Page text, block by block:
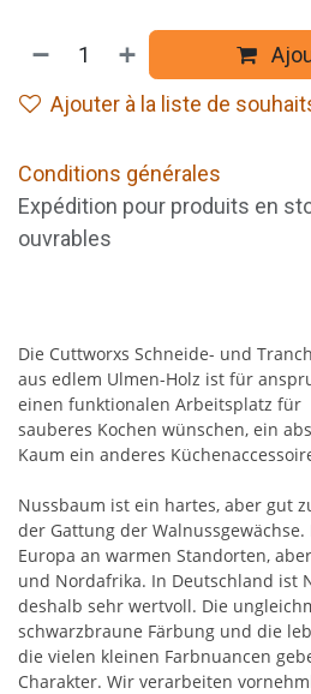
Ajouter à la liste de
Conditions générales
Expédition pour produits en
ouvrables
Die Cuttworxs Schneide- und
aus edlem Ulmen-Holz ist für
einen funktionalen Arbeitsplatz für
sauberes Kochen wünschen, ein
Kaum ein anderes
Nussbaum ist ein hartes, aber gut
der Gattung der
Europa an warmen Standorten,
und Nordafrika. In Deutschland ist
deshalb sehr wertvoll. Die
schwarzbraune Färbung und die
die vielen kleinen Farbnuancen
Charakter. Wir verarbeiten